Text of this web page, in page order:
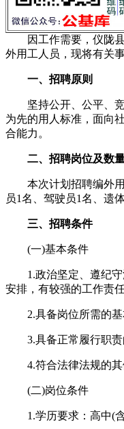
因工作需要，仪陇县
外用工人员，现将有关
一、招聘原则
坚持公开、公平、竞
为先的用人标准，面向
合能力。
二、招聘岗位及数
本次计划招聘编外用
员1名、驾驶员1名、遗
三、招聘条件
(一)基本条件
1.政治坚定、遵纪守
安排，有较强的工作责
2.具备岗位所需的基
3.具备正常履行职责
4.符合法律法规的其
(二)岗位条件
1.学历要求：高中(含